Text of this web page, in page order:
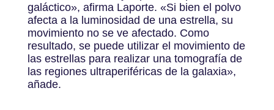
galáctico», afirma Laporte. «Si bien el polvo
afecta a la luminosidad de una estrella, su
movimiento no se ve afectado. Como
resultado, se puede utilizar el movimiento de
las estrellas para realizar una tomografía de
las regiones ultraperiféricas de la galaxia»,
añade.